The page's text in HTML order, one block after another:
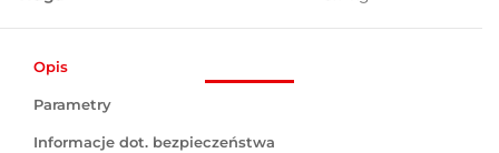
Opis
Parametry
Informacje dot. bezpieczeństwa